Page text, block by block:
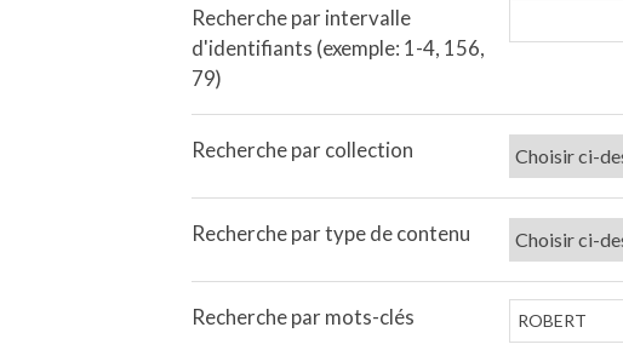
Recherche par intervalle
d'identifiants (exemple: 1-4, 156,
79)
Recherche par collection
Recherche par type de contenu
Recherche par mots-clés